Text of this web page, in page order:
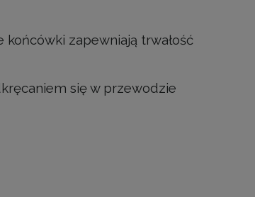
zapewniają trwałość
się w przewodzie